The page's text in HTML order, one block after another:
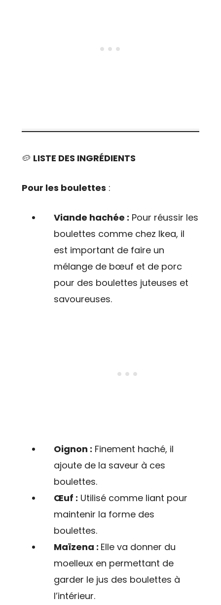
🥔 LISTE DES INGRÉDIENTS
Pour les boulettes :
Viande hachée : Pour réussir les
boulettes comme chez Ikea, il
est important de faire un
mélange de bœuf et de porc
pour des boulettes juteuses et
savoureuses.
Oignon : Finement haché, il
ajoute de la saveur à ces
boulettes.
Œuf : Utilisé comme liant pour
maintenir la forme des
boulettes.
Maïzena : Elle va donner du
moelleux en permettant de
garder le jus des boulettes à
l’intérieur.